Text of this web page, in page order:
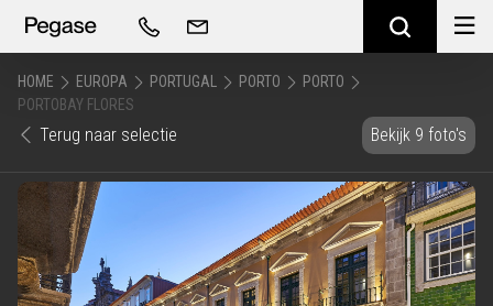
HOME EUROPA PORTUGAL PORTO
PORTO
PORTOBAY FLORES
Terug naar selectie Bekijk 9 foto's